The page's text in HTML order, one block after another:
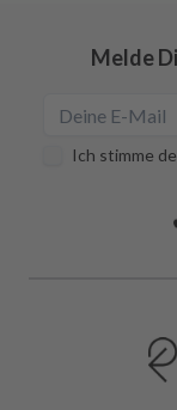
Melde
Ich stimme